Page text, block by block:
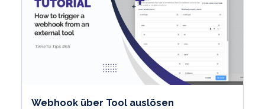
Webhook über Tool auslösen